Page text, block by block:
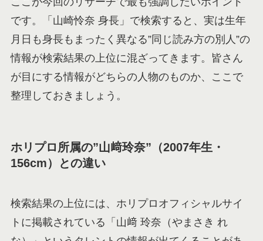
です。「山崎怜奈 身長」で検索すると、実は生年
月日も身長もまったく異なる”同じ読み方の別人”の
情報が検索結果の上位に混ざってきます。皆さん
が目にする情報がどちらの人物のものか、ここで
整理しておきましょう。
ホリプロ所属の”山﨑玲奈”（2007年生・
156cm）との違い
検索結果の上位には、ホリプロオフィシャルサイ
トに掲載されている「山﨑 玲奈（やまさき れ